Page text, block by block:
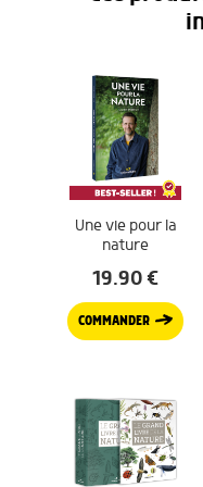
Une vie pour la
nature
19.90€
COMMANDER